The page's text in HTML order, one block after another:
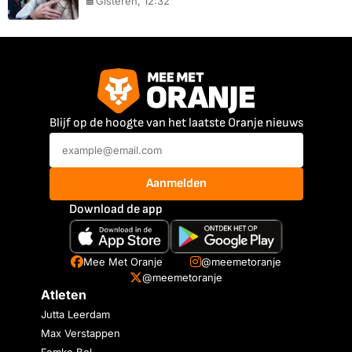
Blijf op de hoogte van het laatste Oranje nieuws
Aanmelden
Download de app
Mee Met Oranje
@meemetoranje
@meemetoranje
Atleten
Jutta Leerdam
Max Verstappen